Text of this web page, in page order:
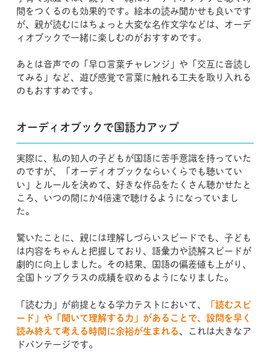
間をつくるのも効果的です。絵本の読み聞かせも良いです
が、親が読むにはちょっと大変な名作文学などは、オーデ
ィオブックで一緒に楽しむのがおすすめです。
あとは音声での「早口言葉チャレンジ」や「交互に音読し
てみる」など、遊び感覚で言葉に触れる工夫を取り入れる
のもおすすめです。
​オーディオブックで国語力アップ
実際に、私の知人の子どもが国語に苦手意識を持っていた
のですが、「オーディオブックならいくらでも聴いてい
い」とルールを決めて、好きな作品をたくさん聴かせたと
ころ、いつの間にか4倍速で聴けるようになっていまし
た。
驚いたことに、親には理解しづらいスピードでも、子ども
は内容をちゃんと把握しており、語彙力や読解スピードが
劇的に向上しました。その結果、国語の偏差値も上がり、
全国トップクラスの成績を収めるようになりました。
「読む力」が前提となる学力テストにおいて、
「読むスピ
ード」や「聞いて理解する力」があることで、設問を早く
読み終えて考える時間に余裕が生まれる 、これは大きなア
ドバンテージです。